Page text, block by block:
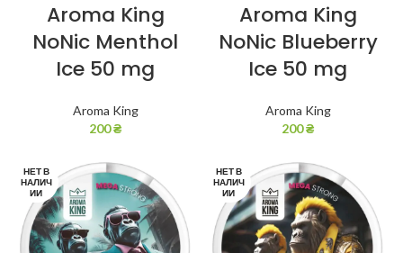
Aroma King
NoNic Menthol
Ice 50 mg
Aroma King
200₴
Aroma King
NoNic Blueberry
Ice 50 mg
Aroma King
200₴
НЕТ В
НАЛИЧ
ИИ
НЕТ В
НАЛИЧ
ИИ